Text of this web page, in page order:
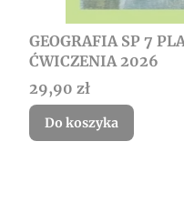
GEOGRAFIA SP 7
ĆWICZENIA 2026
Cena
29,90 zł
Do koszyka